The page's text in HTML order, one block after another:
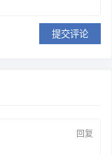
提交评论
回复